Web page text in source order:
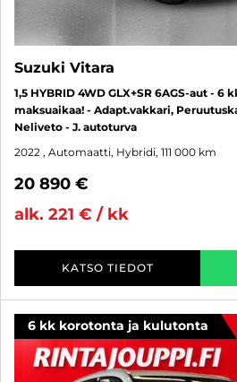
Suzuki Vitara
1,5 HYBRID 4WD GLX+SR 6AGS-aut -
maksuaikaa! - Adapt.vakkari,
Neliveto - J. autoturva
2022 , Automaatti, Hybridi, 111 000 km
20 890 €
alk. 221 € / kk
KATSO TIEDOT
6 kk korotonta ja kulutonta